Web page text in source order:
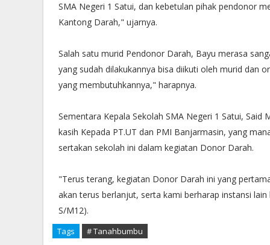
SMA Negeri 1 Satui, dan kebetulan pihak pendonor
Kantong Darah," ujarnya.
Salah satu murid Pendonor Darah, Bayu merasa
yang sudah dilakukannya bisa diikuti oleh murid dan
yang membutuhkannya," harapnya.
Sementara Kepala Sekolah SMA Negeri 1 Satui,
kasih Kepada PT.UT dan PMI Banjarmasin, yang
sertakan sekolah ini dalam kegiatan Donor Darah.
"Terus terang, kegiatan Donor Darah ini yang
akan terus berlanjut, serta kami berharap instansi
S/M12).
Tags # Tanahbumbu